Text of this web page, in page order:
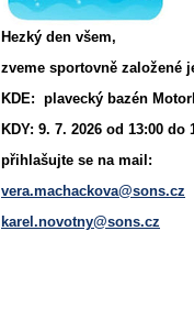
Hezký den všem,
zveme sportovně založené
KDE: plavecký bazén
KDY: 9. 7. 2026 od 13:00 do
přihlašujte se na mail:
vera.machackova@sons.cz
karel.novotny@sons.cz